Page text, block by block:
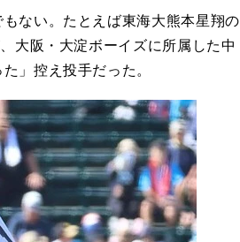
ない。たとえば東海大熊本星翔の
大阪・大淀ボーイズに所属した中
」控え投手だった。